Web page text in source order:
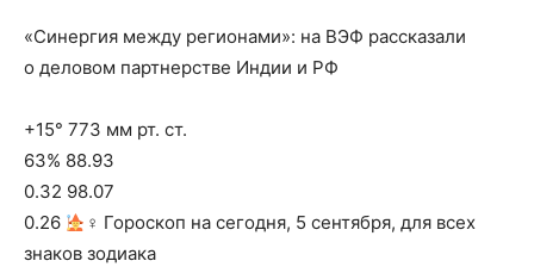
«Синергия между регионами»: на ВЭФ рассказали
о деловом партнерстве Индии и РФ
+15° 773 мм рт. ст.
63% 88.93
0.32 98.07
0.26
‍♀ Гороскоп на сегодня, 5 сентября, для всех
знаков зодиака